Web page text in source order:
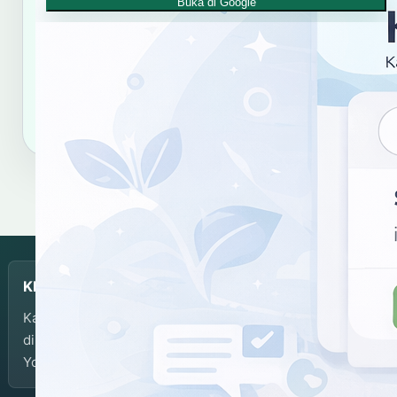
Gunakan tautan dan format sitasi ini untuk merujuk
KBJI
Kamus Bahasa Jawa-Indonesia dikembangkan dan
dikelola oleh Balai Bahasa Provinsi Daerah Istimewa
Yogyakarta.